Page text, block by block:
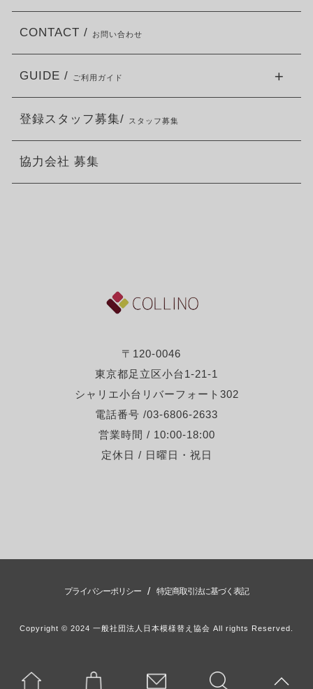
〒120-0046
東京都足立区小台1-21-1
シャリエ小台リバーフォート302
電話番号 /03-6806-2633
営業時間 / 10:00-18:00
定休日 / 日曜日・祝日
CONTACT / お問い合わせ
GUIDE / ご利用ガイド
登録スタッフ募集/ スタッフ募集
協力会社 募集
プライバシーポリシー / 特定商取引法に基づく表記
Copyright © 2024 一般社団法人日本模様替え協会 All rights Reserved.